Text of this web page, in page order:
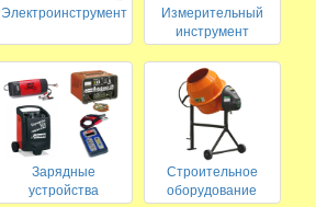
Электроинструмент
Измерительный
инструмент
Зарядные
устройства
Строительное
оборудование